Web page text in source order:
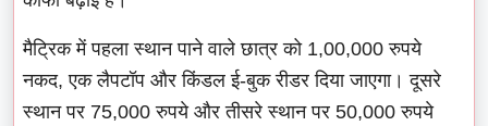
मैट्रिक में पहला स्थान पाने वाले छात्र को 1,00,000 रुपये
नकद, एक लैपटॉप और किंडल ई-बुक रीडर दिया जाएगा। दूसरे
स्थान पर 75,000 रुपये और तीसरे स्थान पर 50,000 रुपये